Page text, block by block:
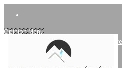
Opinion Menu
Accès Privé propriétaire et copropriétaire